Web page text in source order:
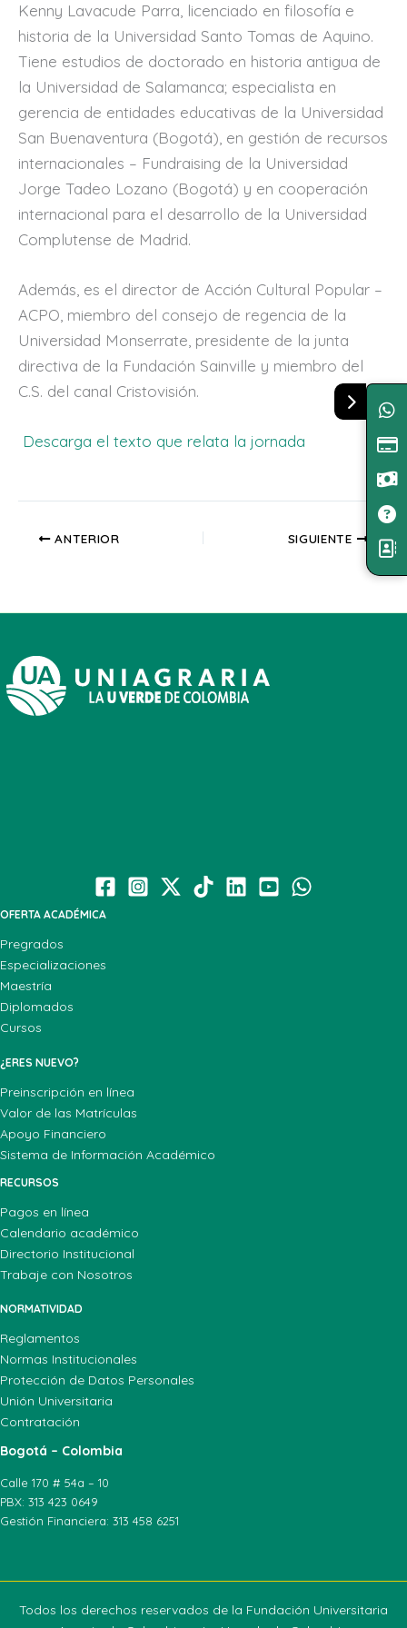
Kenny Lavacude Parra, licenciado en filosofía e
historia de la Universidad Santo Tomas de Aquino.
Tiene estudios de doctorado en historia antigua de
la Universidad de Salamanca; especialista en
gerencia de entidades educativas de la Universidad
San Buenaventura (Bogotá), en gestión de recursos
internacionales – Fundraising de la Universidad
Jorge Tadeo Lozano (Bogotá) y en cooperación
internacional para el desarrollo de la Universidad
Complutense de Madrid.
Además, es el director de Acción Cultural Popular –
ACPO, miembro del consejo de regencia de la
Universidad Monserrate, presidente de la junta
directiva de la Fundación Sainville y miembro del
C.S. del canal Cristovisión.
Descarga el texto que relata la jornada
ANTERIOR SIGUIENTE
OFERTA ACADÉMICA
Pregrados
Especializaciones
Maestría
Diplomados
Cursos
¿ERES NUEVO?
Preinscripción en línea
Valor de las Matrículas
Apoyo Financiero
Sistema de Información Académico
RECURSOS
Pagos en línea
Calendario académico
Directorio Institucional
Trabaje con Nosotros
NORMATIVIDAD
Reglamentos
Normas Institucionales
Protección de Datos Personales
Unión Universitaria
Contratación
Bogotá – Colombia
Calle 170 # 54a – 10
PBX: 313 423 0649
Gestión Financiera: 313 458 6251
Todos los derechos reservados de la Fundación Universitaria